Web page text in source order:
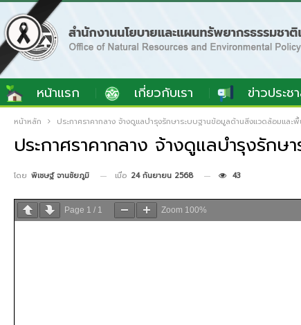
หน้าแรก เกี่ยวกับเรา ข่าวประ
หน้าหลัก ประกาศราคากลาง จ้างดูแลบำรุงรักษาระบบฐานข้อมูลด้านสิ่งแวดล้อมแล
ประกาศราคากลาง จ้างดูแลบำรุงรัก
โดย พิเชษฐ์ จานชัยภูมิ เมื่อ 24 กันยายน 2568 43
Page 1 / 1 Zoom 100%